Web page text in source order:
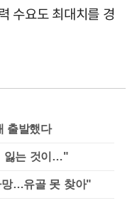
수요도 최대치를 경
출발했다
잃는 것이…"
망…유골 못 찾아"